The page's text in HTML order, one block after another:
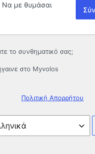
Να με θυμάσαι
το συνθηματικό σας;
στο Myvolos
Πολιτική Απορρήτου